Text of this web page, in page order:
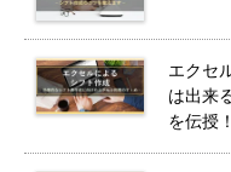
エクセ
は出来
を伝授！